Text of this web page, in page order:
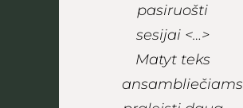
pasiruošti
sesijai <…>
Matyt teks
ansambliečiams